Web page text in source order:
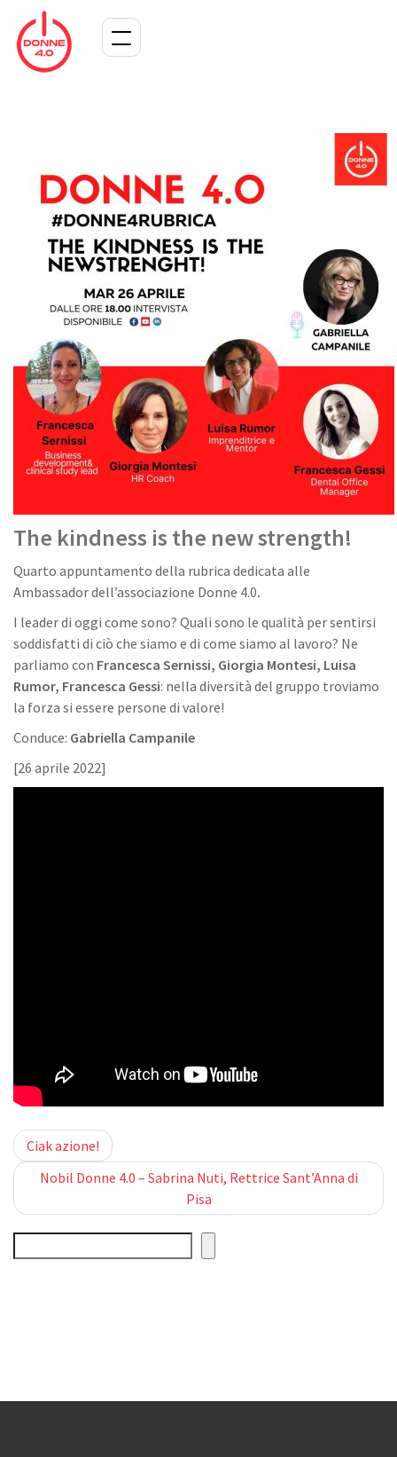
The kindness is the new strength!
Quarto appuntamento della rubrica dedicata alle
Ambassador dell’associazione Donne 4.0.
I leader di oggi come sono? Quali sono le qualità per sentirsi
soddisfatti di ciò che siamo e di come siamo al lavoro? Ne
parliamo con Francesca Sernissi, Giorgia Montesi, Luisa
Rumor, Francesca Gessi: nella diversità del gruppo troviamo
la forza si essere persone di valore!
Conduce: Gabriella Campanile
[26 aprile 2022]
Post
navigation
Ciak azione!
Nobil Donne 4.0 – Sabrina Nuti, Rettrice Sant’Anna di
Pisa